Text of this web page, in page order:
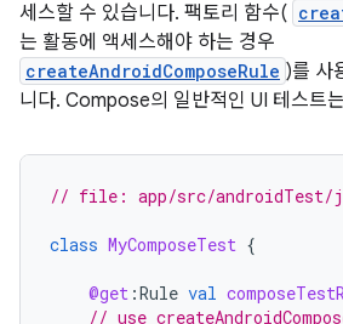
세스할 수 있습니다. 팩토리 함수(
는 활동에 액세스해야 하는 경우
createAndroidComposeRule )를 사
니다. Compose의 일반적인 UI 테스트
// file: app/src/androidTest/
class MyComposeTest {
@get :Rule val
// use